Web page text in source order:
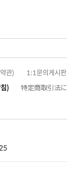
관)
1:1문의게시판
)
特定商取引法